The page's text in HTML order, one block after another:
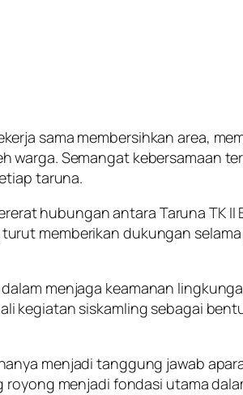
sama membersihkan area,
warga. Semangat kebersamaan
taruna.
hubungan antara Taruna TK II
memberikan dukungan
menjaga keamanan
kegiatan siskamling sebagai
menjadi tanggung jawab
menjadi fondasi utama